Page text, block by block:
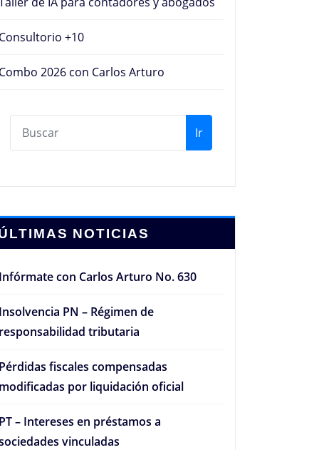
+10
2026 con Carlos Arturo
Ir
NOTICIAS
con Carlos Arturo No. 630
PN – Régimen de
tributaria
fiscales compensadas
por liquidación oficial
– Intereses en préstamos a
vinculadas